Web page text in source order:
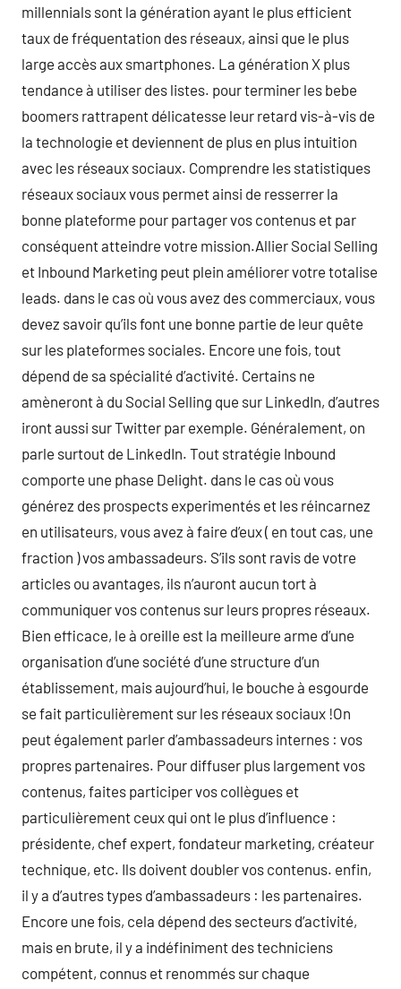
millennials sont la génération ayant le plus efficient
taux de fréquentation des réseaux, ainsi que le plus
large accès aux smartphones. La génération X plus
tendance à utiliser des listes. pour terminer les bebe
boomers rattrapent délicatesse leur retard vis-à-vis de
la technologie et deviennent de plus en plus intuition
avec les réseaux sociaux. Comprendre les statistiques
réseaux sociaux vous permet ainsi de resserrer la
bonne plateforme pour partager vos contenus et par
conséquent atteindre votre mission.Allier Social Selling
et Inbound Marketing peut plein améliorer votre totalise
leads. dans le cas où vous avez des commerciaux, vous
devez savoir qu’ils font une bonne partie de leur quête
sur les plateformes sociales. Encore une fois, tout
dépend de sa spécialité d’activité. Certains ne
amèneront à du Social Selling que sur LinkedIn, d’autres
iront aussi sur Twitter par exemple. Généralement, on
parle surtout de LinkedIn. Tout stratégie Inbound
comporte une phase Delight. dans le cas où vous
générez des prospects experimentés et les réincarnez
en utilisateurs, vous avez à faire d’eux ( en tout cas, une
fraction ) vos ambassadeurs. S’ils sont ravis de votre
articles ou avantages, ils n’auront aucun tort à
communiquer vos contenus sur leurs propres réseaux.
Bien efficace, le à oreille est la meilleure arme d’une
organisation d’une société d’une structure d’un
établissement, mais aujourd’hui, le bouche à esgourde
se fait particulièrement sur les réseaux sociaux !On
peut également parler d’ambassadeurs internes : vos
propres partenaires. Pour diffuser plus largement vos
contenus, faites participer vos collègues et
particulièrement ceux qui ont le plus d’influence :
présidente, chef expert, fondateur marketing, créateur
technique, etc. Ils doivent doubler vos contenus. enfin,
il y a d’autres types d’ambassadeurs : les partenaires.
Encore une fois, cela dépend des secteurs d’activité,
mais en brute, il y a indéfiniment des techniciens
compétent, connus et renommés sur chaque